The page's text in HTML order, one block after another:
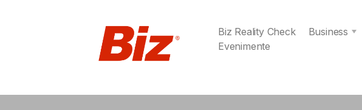
Biz Reality Check Business
Evenimente